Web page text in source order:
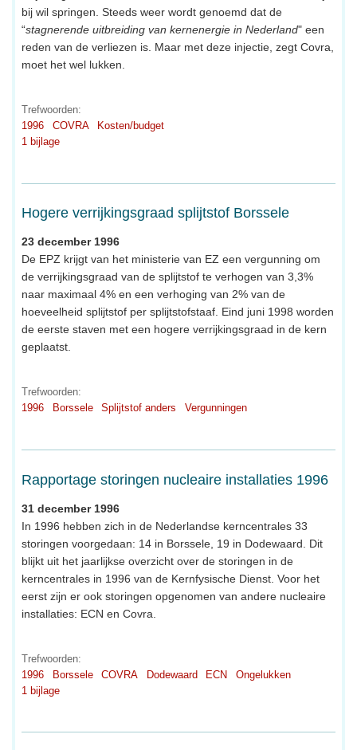
bij wil springen. Steeds weer wordt genoemd dat de
“stagnerende uitbreiding van kernenergie in Nederland" een
reden van de verliezen is. Maar met deze injectie, zegt Covra,
moet het wel lukken.
Trefwoorden:
1996
COVRA
Kosten/budget
1 bijlage
Hogere verrijkingsgraad splijtstof Borssele
23 december 1996
De EPZ krijgt van het ministerie van EZ een vergunning om
de verrijkingsgraad van de splijtstof te verhogen van 3,3%
naar maximaal 4% en een verhoging van 2% van de
hoeveelheid splijtstof per splijtstofstaaf. Eind juni 1998 worden
de eerste staven met een hogere verrijkingsgraad in de kern
geplaatst.
Trefwoorden:
1996
Borssele Splijtstof anders Vergunningen
Rapportage storingen nucleaire installaties 1996
31 december 1996
In 1996 hebben zich in de Nederlandse kerncentrales 33
storingen voorgedaan: 14 in Borssele, 19 in Dodewaard. Dit
blijkt uit het jaarlijkse overzicht over de storingen in de
kerncentrales in 1996 van de Kernfysische Dienst. Voor het
eerst zijn er ook storingen opgenomen van andere nucleaire
installaties: ECN en Covra.
Trefwoorden:
1996
Borssele COVRA Dodewaard ECN
Ongelukken
1 bijlage